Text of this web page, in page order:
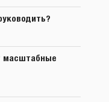
масштабные